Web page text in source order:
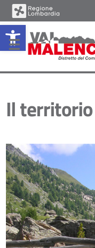
Open toolbar
Il territorio